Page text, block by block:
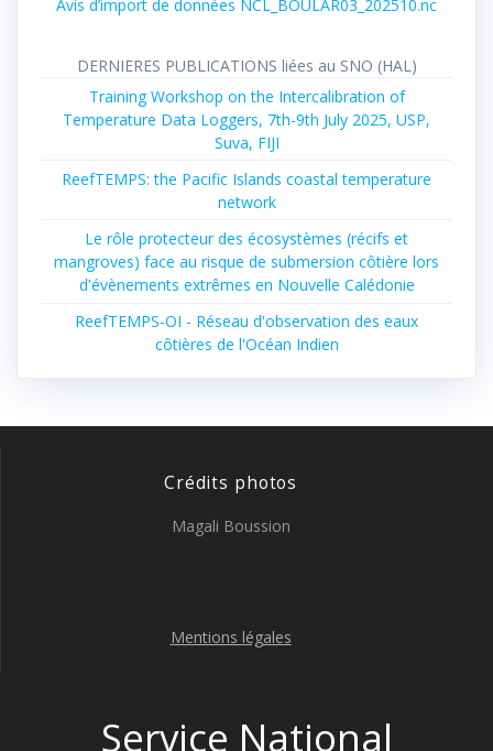
Avis d’import de données NCL_BOULAR03_202510.nc
DERNIERES PUBLICATIONS liées au SNO (HAL)
Training Workshop on the Intercalibration of
Temperature Data Loggers, 7th-9th July 2025, USP,
Suva, FIJI
ReefTEMPS: the Pacific Islands coastal temperature
network
Le rôle protecteur des écosystèmes (récifs et
mangroves) face au risque de submersion côtière lors
d'évènements extrêmes en Nouvelle Calédonie
ReefTEMPS-OI - Réseau d'observation des eaux
côtières de l'Océan Indien
Crédits photos
Magali Boussion
Mentions légales
Service National